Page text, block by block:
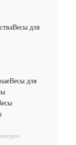
Весы для
Весы для